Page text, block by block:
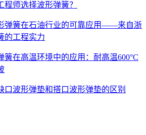
程师选择波形弹簧？
弹簧在石油行业的可靠应用——来自浙
的工程实力
簧在高温环境中的应用：耐高温600°C
口波形弹垫和搭口波形弹垫的区别